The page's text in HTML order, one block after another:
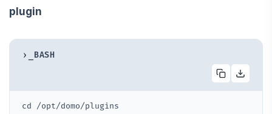
plugin
›_ BASH
cd /opt/domo/plugins